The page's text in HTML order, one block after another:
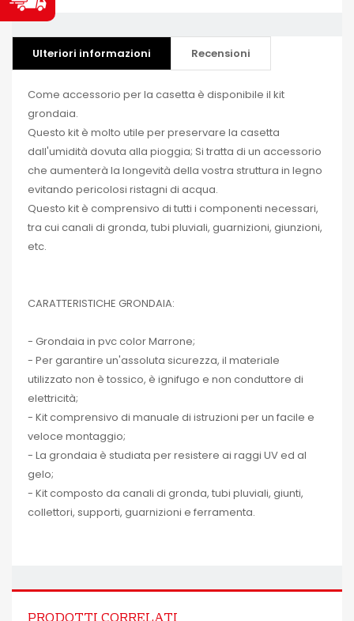
Ulteriori informazioni Recensioni
Come accessorio per la casetta è disponibile il kit
grondaia.
Questo kit è molto utile per preservare la casetta
dall'umidità dovuta alla pioggia; Si tratta di un accessorio
che aumenterà la longevità della vostra struttura in legno
evitando pericolosi ristagni di acqua.
Questo kit è comprensivo di tutti i componenti necessari,
tra cui canali di gronda, tubi pluviali, guarnizioni, giunzioni,
etc.
CARATTERISTICHE GRONDAIA:
- Grondaia in pvc color Marrone;
- Per garantire un'assoluta sicurezza, il materiale
utilizzato non è tossico, è ignifugo e non conduttore di
elettricità;
- Kit comprensivo di manuale di istruzioni per un facile e
veloce montaggio;
- La grondaia è studiata per resistere ai raggi UV ed al
gelo;
- Kit composto da canali di gronda, tubi pluviali, giunti,
collettori, supporti, guarnizioni e ferramenta.